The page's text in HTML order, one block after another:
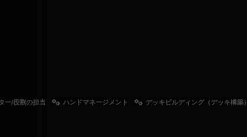
ー/役割の担当 ハンドマネージメント
デッキビルディング（デッキ構築）